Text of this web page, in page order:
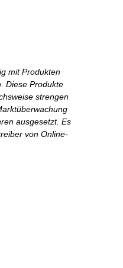
mit Produkten
Diese Produkte
strengen
ausgesetzt. Es
von Online-